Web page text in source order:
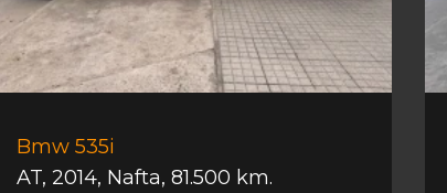
Bmw 535i
AT, 2014, Nafta, 81.500 km.